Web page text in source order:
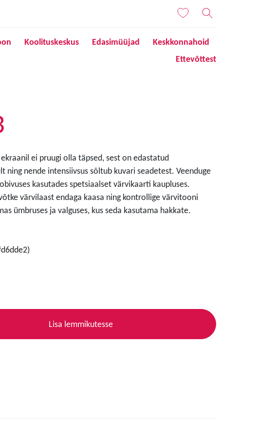
Koolituskeskus Edasimüüjad
Keskkonnahoid
Ettevõttest
ei pruugi olla täpsed, sest on edastatud
ning nende intensiivsus sõltub kuvari seadetest. Veenduge
kasutades spetsiaalset värvikaarti kaupluses.
värvilaast endaga kaasa ning kontrollige värvitooni
ümbruses ja valguses, kus seda kasutama hakkate.
Lisa lemmikutesse